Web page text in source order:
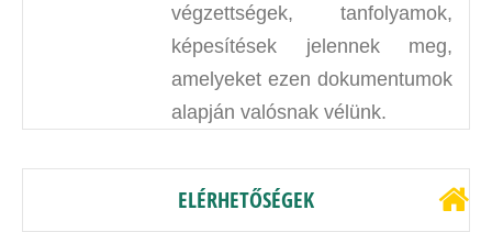
végzettségek, tanfolyamok,
képesítések jelennek meg,
amelyeket ezen dokumentumok
alapján valósnak vélünk.
ELÉRHETŐSÉGEK